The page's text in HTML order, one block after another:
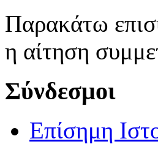
Παρακάτω
η αίτηση
Σύνδεσμοι
Επίσημη